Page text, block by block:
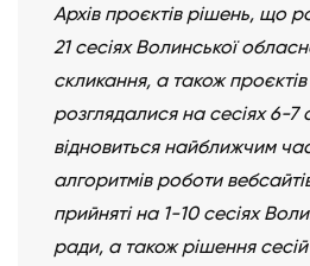
Архів проєктів рішень, що
21 сесіях Волинської
скликання, а також
розглядалися на сесіях 6-7
відновиться найближчим
алгоритмів роботи
прийняті на 1-10 сесіях
ради, а також рішення